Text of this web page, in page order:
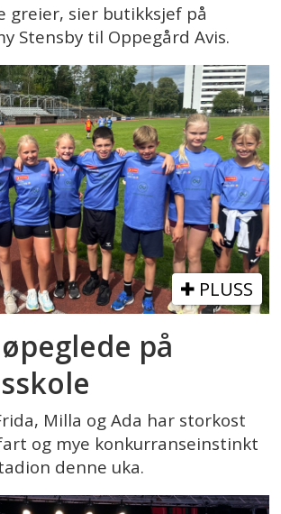
greier, sier butikksjef på
Stensby til Oppegård Avis.
PLUSS
på
Milla og Ada har storkost
og mye konkurranseinstinkt
denne uka.